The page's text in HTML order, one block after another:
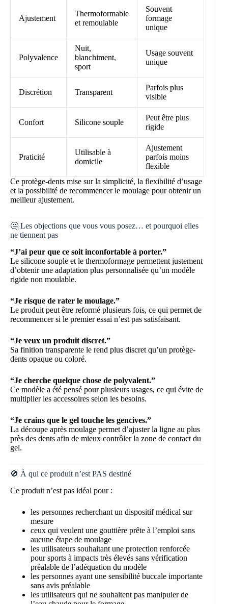
Ajustement
Thermoformable
et remoulable
Souvent
formage
unique
Polyvalence
Nuit,
blanchiment,
sport
Usage souvent
unique
Discrétion Transparent
Parfois plus
visible
Confort Silicone souple
Peut être plus
rigide
Praticité
Utilisable à
domicile
Ajustement
parfois moins
flexible
Ce protège-dents mise sur la simplicité, la flexibilité d’usage
et la possibilité de recommencer le moulage pour obtenir un
meilleur ajustement.
🤔 Les objections que vous vous posez… et pourquoi elles
ne tiennent pas
“J’ai peur que ce soit inconfortable à porter.”
Le silicone souple et le thermoformage permettent justement
d’obtenir une adaptation plus personnalisée qu’un modèle
rigide non moulable.
“Je risque de rater le moulage.”
Le produit peut être reformé plusieurs fois, ce qui permet de
recommencer si le premier essai n’est pas satisfaisant.
“Je veux un produit discret.”
Sa finition transparente le rend plus discret qu’un protège-
dents opaque ou coloré.
“Je cherche quelque chose de polyvalent.”
Ce modèle a été pensé pour plusieurs usages, ce qui évite de
multiplier les accessoires selon les besoins.
“Je crains que le gel touche les gencives.”
La découpe après moulage permet d’ajuster la ligne au plus
près des dents afin de mieux contrôler la zone de contact du
gel.
🚫 À qui ce produit n’est PAS destiné
Ce produit n’est pas idéal pour :
les personnes recherchant un dispositif médical sur
mesure
ceux qui veulent une gouttière prête à l’emploi sans
aucune étape de moulage
les utilisateurs souhaitant une protection renforcée
pour sports à impacts très élevés sans vérification
préalable de l’adéquation du modèle
les personnes ayant une sensibilité buccale importante
sans avis préalable
les utilisateurs qui ne souhaitent pas manipuler de